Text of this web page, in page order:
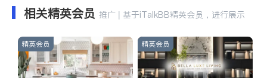
相关精英会员 推广 | 基于iTalkBB精英会员，进行展示
精英会员 精英会员